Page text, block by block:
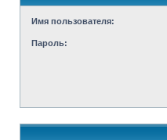
Имя пользователя:
Пароль: